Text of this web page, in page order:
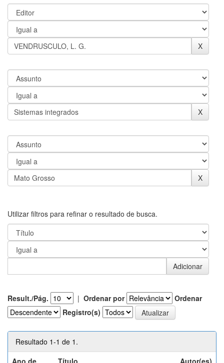
Utilizar filtros para refinar o resultado de busca.
Result./Pág. | Ordenar por
Ordenar
Registro(s)
Resultado 1-1 de 1.
Ano de
Título Autor(es)